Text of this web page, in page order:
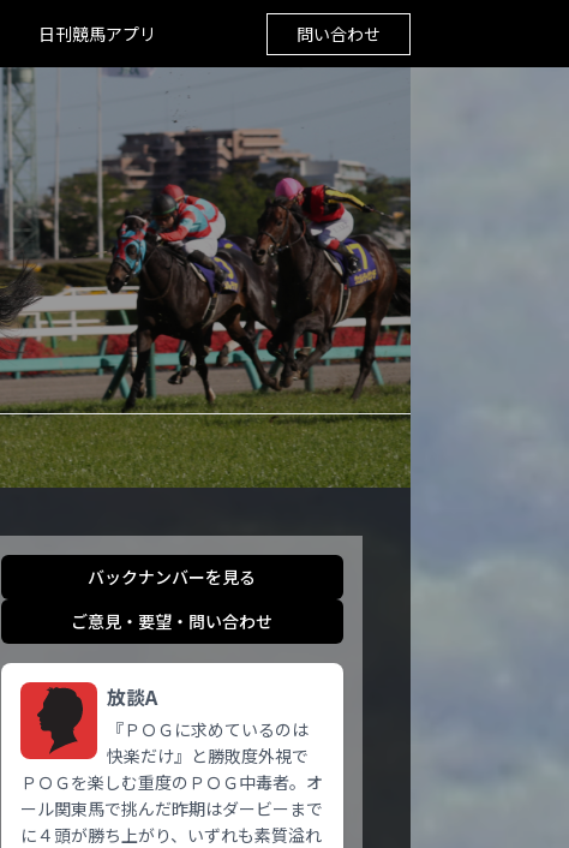
日刊競馬アプリ 問い合わせ
バックナンバーを見る
ご意見・要望・問い合わせ
放談A
『ＰＯＧに求めているのは
快楽だけ』と勝敗度外視で
ＰＯＧを楽しむ重度のＰＯＧ中毒者。オ
ール関東馬で挑んだ昨期はダービーまで
に４頭が勝ち上がり、いずれも素質溢れ